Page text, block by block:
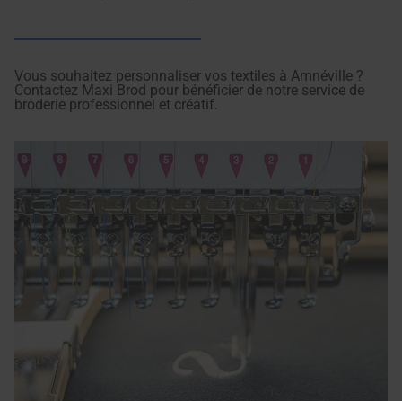
Vous souhaitez personnaliser vos textiles à Amnéville ?
Contactez Maxi Brod pour bénéficier de notre service de
broderie professionnel et créatif.